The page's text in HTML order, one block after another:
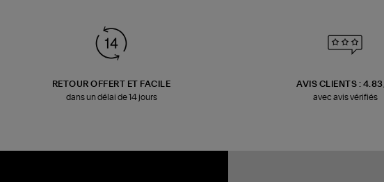
RETOUR OFFERT ET FACILE
dans un délai de 14 jours
AVIS CLIENTS :
avec avis vérifiés